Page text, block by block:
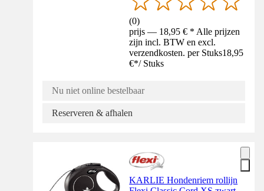
(0)
prijs — 18,95 € * Alle prijzen
zijn incl. BTW en excl.
verzendkosten. per Stuks18,95
€*/ Stuks
Nu niet online bestelbaar
Reserveren & afhalen
KARLIE Hondenriem rollijn